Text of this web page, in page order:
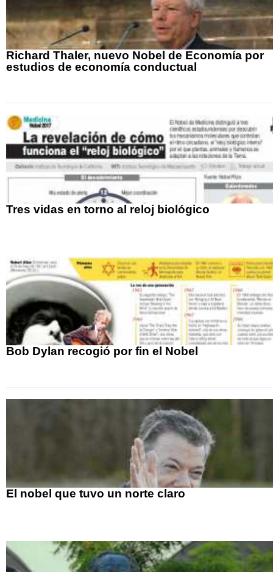
Richard Thaler, nuevo Nobel de Economía por
estudios de economía conductual
Tres vidas en torno al reloj biológico
Bob Dylan recogió por fin el Nobel
El nobel que tuvo un norte claro